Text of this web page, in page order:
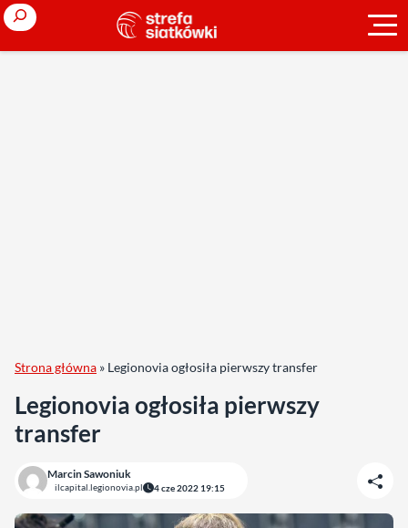
Search
Strona główna » Legionovia ogłosiła pierwszy transfer
Legionovia ogłosiła pierwszy
transfer
Marcin Sawoniuk
ilcapital.legionovia.pl 4 cze 2022 19:15